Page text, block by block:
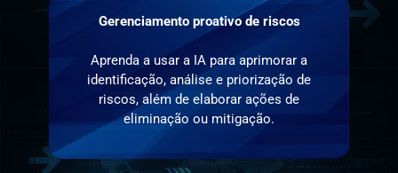
Gerenciamento proativo de riscos
Aprenda a usar a IA para aprimorar a
identificação, análise e priorização de
riscos, além de elaborar ações de
eliminação ou mitigação.